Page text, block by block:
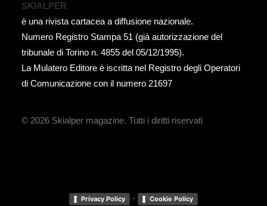
SKIALPER
è una rivista cartacea a diffusione nazionale.
Numero Registro Stampa 51 (già autorizzazione del
tribunale di Torino n. 4855 del 05/12/1995).
La Mulatero Editore è iscritta nel Registro degli Operatori
di Comunicazione con il numero 21697
© 2026 Skialper magazine. Tutti i diritti riservati
Privacy Policy - Cookie Policy